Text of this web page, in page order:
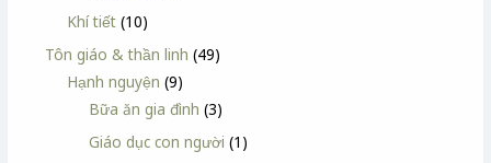
Khí tiết (10)
Tôn giáo & thần linh (49)
Hạnh nguyện (9)
Bữa ăn gia đình (3)
Giáo dục con người (1)